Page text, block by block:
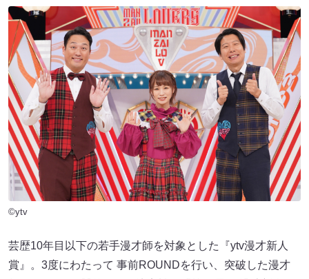
©ytv
芸歴10年目以下の若手漫才師を対象とした『ytv漫才新人
賞』。3度にわたって 事前ROUNDを行い、突破した漫才